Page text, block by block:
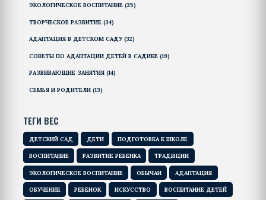
ЭКОЛОГИЧЕСКОЕ ВОСПИТАНИЕ (35)
ТВОРЧЕСКОЕ РАЗВИТИЕ (34)
АДАПТАЦИЯ В ДЕТСКОМ САДУ(32)
СОВЕТЫ ПО АДАПТАЦИИ ДЕТЕЙ В САДИКЕ (19)
РАЗВИВАЮЩИЕ ЗАНЯТИЯ (14)
СЕМЬЯ И РОДИТЕЛИ (13)
ТЕГИ ВЕС
ДЕТСКИЙ САД ДЕТИ ПОДГОТОВКА К ШКОЛЕ
ВОСПИТАНИЕ РАЗВИТИЕ РЕБЕНКА ТРАДИЦИИ
ЭКОЛОГИЧЕСКОЕ ВОСПИТАНИЕ ОБЫЧАИ АДАПТАЦИЯ
ОБУЧЕНИЕ РЕБЕНОК ИСКУССТВО ВОСПИТАНИЕ ДЕТЕЙ